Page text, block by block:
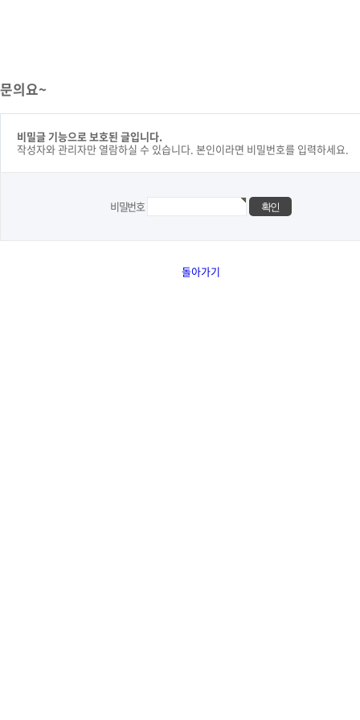
문의요~
비밀글 기능으로 보호된 글입니다.
작성자와 관리자만 열람하실 수 있습니다. 본인이라면 비밀번호를 입력하세요.
비밀번호
돌아가기